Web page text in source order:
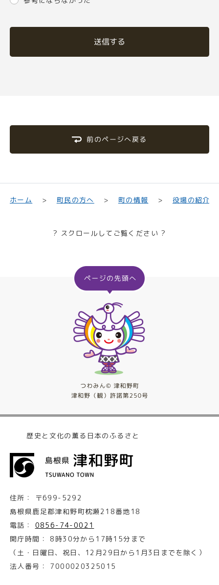
送信する
前のページへ戻る
ホーム 町民の方へ 町の情報 役場の紹介
? スクロールしてご覧ください ?
歴史と文化の薫る日本のふるさと
住所：
〒699-5292
島根県鹿足郡津和野町枕瀬218番地18
電話：
0856-74-0021
開庁時間：
8時30分から17時15分まで
（土・日曜日、祝日、12月29日から1月3日までを除く）
法人番号：
7000020325015